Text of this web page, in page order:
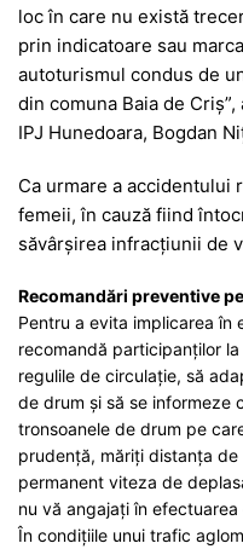
loc în care nu există
prin indicatoare sau
autoturismul condus de
din comuna Baia de
IPJ Hunedoara, Bogdan
Ca urmare a accidentului
femeii, în cauză fiind
săvârșirea infracțiunii de
Recomandări preventive
Pentru a evita implicarea în
recomandă participanților
regulile de circulație, să
de drum și să se informeze
tronsoanele de drum pe
prudență, măriți distanţa
permanent viteza de
nu vă angajați în
În condiţiile unui trafic